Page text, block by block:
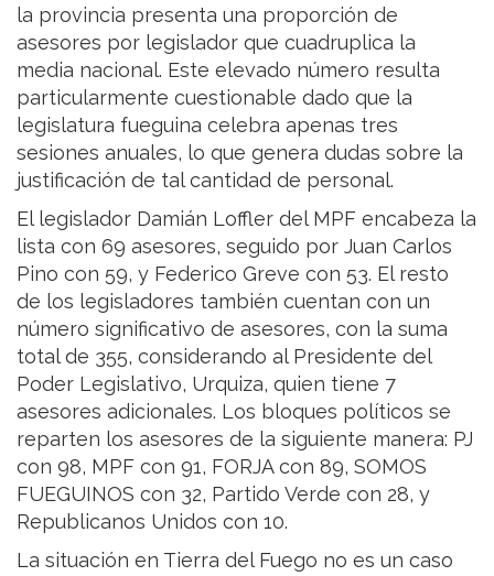
la provincia presenta una proporción de
asesores por legislador que cuadruplica la
media nacional. Este elevado número resulta
particularmente cuestionable dado que la
legislatura fueguina celebra apenas tres
sesiones anuales, lo que genera dudas sobre la
justificación de tal cantidad de personal.
El legislador Damián Loffler del MPF encabeza la
lista con 69 asesores, seguido por Juan Carlos
Pino con 59, y Federico Greve con 53. El resto
de los legisladores también cuentan con un
número significativo de asesores, con la suma
total de 355, considerando al Presidente del
Poder Legislativo, Urquiza, quien tiene 7
asesores adicionales. Los bloques políticos se
reparten los asesores de la siguiente manera: PJ
con 98, MPF con 91, FORJA con 89, SOMOS
FUEGUINOS con 32, Partido Verde con 28, y
Republicanos Unidos con 10.
La situación en Tierra del Fuego no es un caso